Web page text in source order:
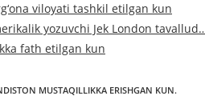
viloyati tashkil etilgan kun
yozuvchi Jek London
fath etilgan kun
MUSTAQILLIKKA ERISHGAN KUN.